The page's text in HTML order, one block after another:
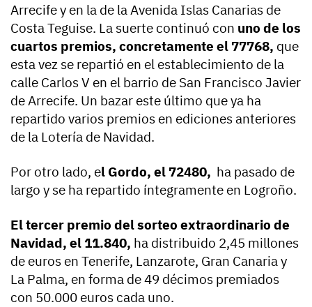
Arrecife y en la de la Avenida Islas Canarias de
Costa Teguise. La suerte continuó con uno de los
cuartos premios, concretamente el 77768, que
esta vez se repartió en el establecimiento de la
calle Carlos V en el barrio de San Francisco Javier
de Arrecife. Un bazar este último que ya ha
repartido varios premios en ediciones anteriores
de la Lotería de Navidad.
Por otro lado, el Gordo, el 72480, ha pasado de
largo y se ha repartido íntegramente en Logroño.
El tercer premio del sorteo extraordinario de
Navidad, el 11.840, ha distribuido 2,45 millones
de euros en Tenerife, Lanzarote, Gran Canaria y
La Palma, en forma de 49 décimos premiados
con 50.000 euros cada uno.